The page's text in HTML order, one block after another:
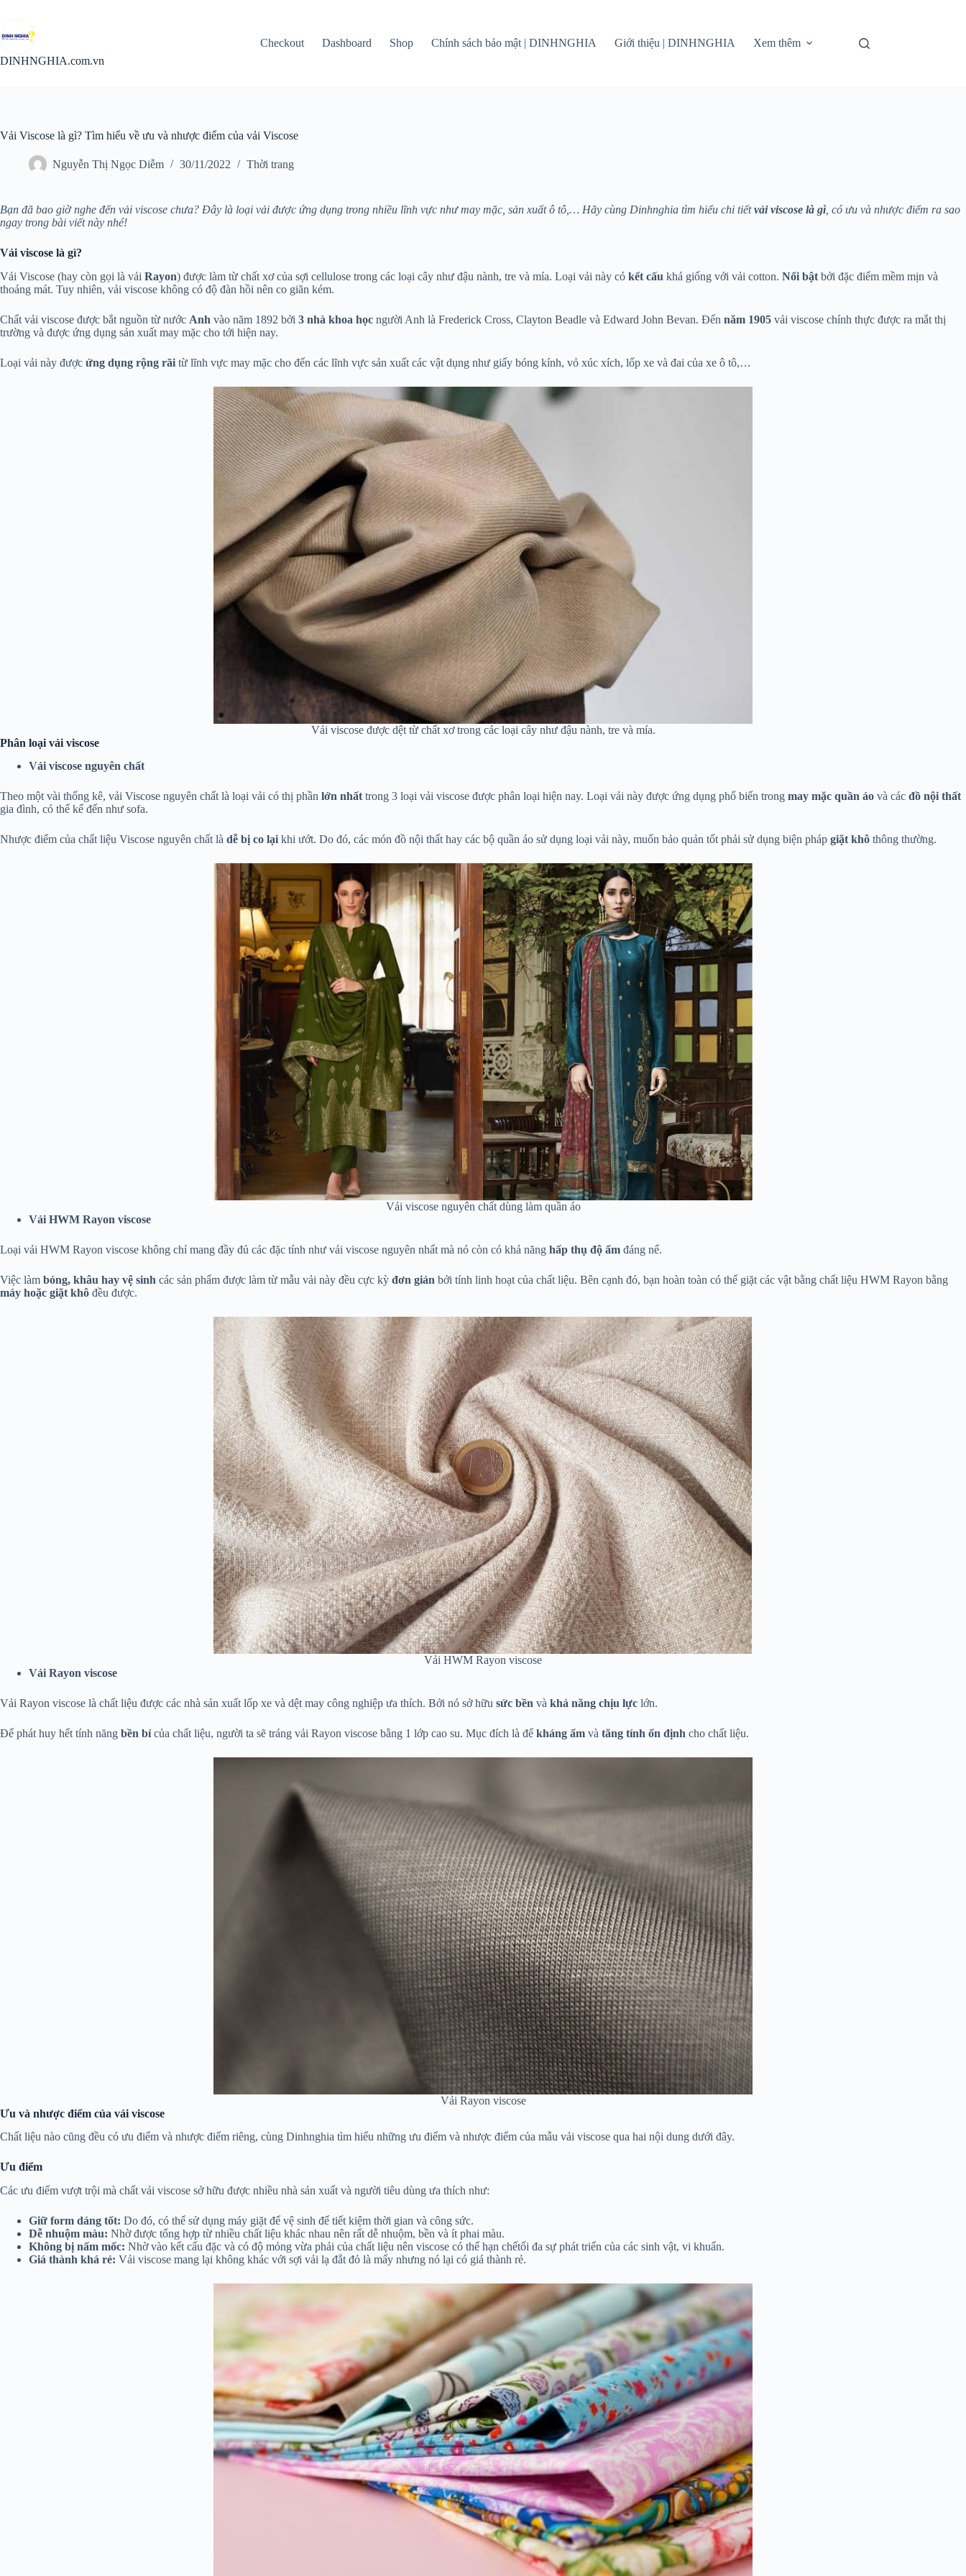
phần
nội
dung
DINHNGHIA.com.vn
Checkout Dashboard Shop Chính sách bảo mật | DINHNGHIA Giới thiệu | DINHNGHIA Xem thêm
Vải Viscose là gì? Tìm hiểu về ưu và nhược điểm của vải Viscose
Nguyễn Thị Ngọc Diễm 30/11/2022 Thời trang
Bạn đã bao giờ nghe đến vải viscose chưa? Đây là loại vải được ứng dụng trong nhiều lĩnh vực như may mặc, sản xuất ô tô,… Hãy cùng Dinhnghia tìm hiểu chi tiếtvải viscose là gì , có ưu và nhược điểm ra sao
ngay trong bài viết này nhé!
Vải viscose là gì?
Vải Viscose (hay còn gọi là vải Rayon) được làm từ chất xơ của sợi cellulose trong các loại cây như đậu nành, tre và mía. Loại vải này có kết cấu khá giống với vải cotton. Nổi bật bởi đặc điểm mềm mịn và
thoáng mát. Tuy nhiên, vải viscose không có độ đàn hồi nên co giãn kém.
Chất vải viscose được bắt nguồn từ nước Anh vào năm 1892 bởi 3 nhà khoa học người Anh là Frederick Cross, Clayton Beadle và Edward John Bevan. Đến năm 1905 vải viscose chính thực được ra mắt thị
trường và được ứng dụng sản xuất may mặc cho tới hiện nay.
Loại vải này được ứng dụng rộng rãi từ lĩnh vực may mặc cho đến các lĩnh vực sản xuất các vật dụng như giấy bóng kính, vỏ xúc xích, lốp xe và đai của xe ô tô,…
Vải viscose được dệt từ chất xơ trong các loại cây như đậu nành, tre và mía.
Phân loại vải viscose
Vải viscose nguyên chất
Theo một vài thống kê, vải Viscose nguyên chất là loại vải có thị phần lớn nhất trong 3 loại vải viscose được phân loại hiện nay. Loại vải này được ứng dụng phổ biến trong may mặc quần áo và các đồ nội thất
gia đình, có thể kể đến như sofa.
Nhược điểm của chất liệu Viscose nguyên chất là dễ bị co lại khi ướt. Do đó, các món đồ nội thất hay các bộ quần áo sử dụng loại vải này, muốn bảo quản tốt phải sử dụng biện pháp giặt khô thông thường.
Vải viscose nguyên chất dùng làm quần áo
Vải HWM Rayon viscose
Loại vải HWM Rayon viscose không chỉ mang đầy đủ các đặc tính như vải viscose nguyên nhất mà nó còn có khả năng hấp thụ độ ẩm đáng nể.
Việc làm bóng, khâu hay vệ sinh các sản phẩm được làm từ mẫu vải này đều cực kỳ đơn giản bởi tính linh hoạt của chất liệu. Bên cạnh đó, bạn hoàn toàn có thể giặt các vật bằng chất liệu HWM Rayon bằng
máy hoặc giặt khô đều được.
Vải HWM Rayon viscose
Vải Rayon viscose
Vải Rayon viscose là chất liệu được các nhà sản xuất lốp xe và dệt may công nghiệp ưa thích. Bởi nó sở hữu sức bền và khả năng chịu lực lớn.
Để phát huy hết tính năng bền bỉ của chất liệu, người ta sẽ tráng vải Rayon viscose bằng 1 lớp cao su. Mục đích là để kháng ẩm và tăng tính ổn định cho chất liệu.
Vải Rayon viscose
Ưu và nhược điểm của vải viscose
Chất liệu nào cũng đều có ưu điểm và nhược điểm riêng, cùng Dinhnghia tìm hiểu những ưu điểm và nhược điểm của mẫu vải viscose qua hai nội dung dưới đây.
Ưu điểm
Các ưu điểm vượt trội mà chất vải viscose sở hữu được nhiều nhà sản xuất và người tiêu dùng ưa thích như:
Giữ form dáng tốt: Do đó, có thể sử dụng máy giặt để vệ sinh để tiết kiệm thời gian và công sức.
Dễ nhuộm màu: Nhờ được tổng hợp từ nhiều chất liệu khác nhau nên rất dễ nhuộm, bền và ít phai màu.
Không bị nấm mốc: Nhờ vào kết cấu đặc và có độ mỏng vừa phải của chất liệu nên viscose có thể hạn chếtối đa sự phát triển của các sinh vật, vi khuẩn.
Giá thành khá rẻ: Vải viscose mang lại không khác với sợi vải lạ đắt đỏ là mấy nhưng nó lại có giá thành rẻ.